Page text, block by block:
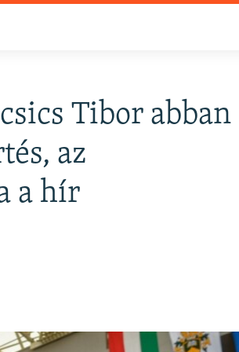
Tibor abban
az
a hír